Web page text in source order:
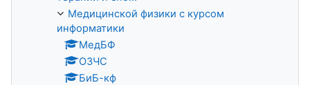
Медицинской физики с курсом
информатики
МедБФ
ОЗЧС
БиБ-кф